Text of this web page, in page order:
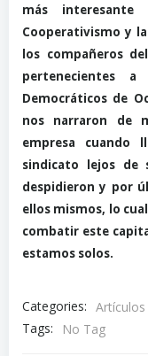
más
Cooperativismo y
los compañeros
pertenecientes
Democráticos de
nos narraron de
empresa cuando
sindicato lejos
despidieron y por
ellos mismos, lo
combatir este
estamos solos.
Categories: Artículos
Tags:
No Tag